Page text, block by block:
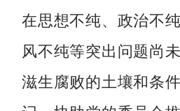
在思想不纯、政治不
风不纯等突出问题尚
滋生腐败的土壤和条